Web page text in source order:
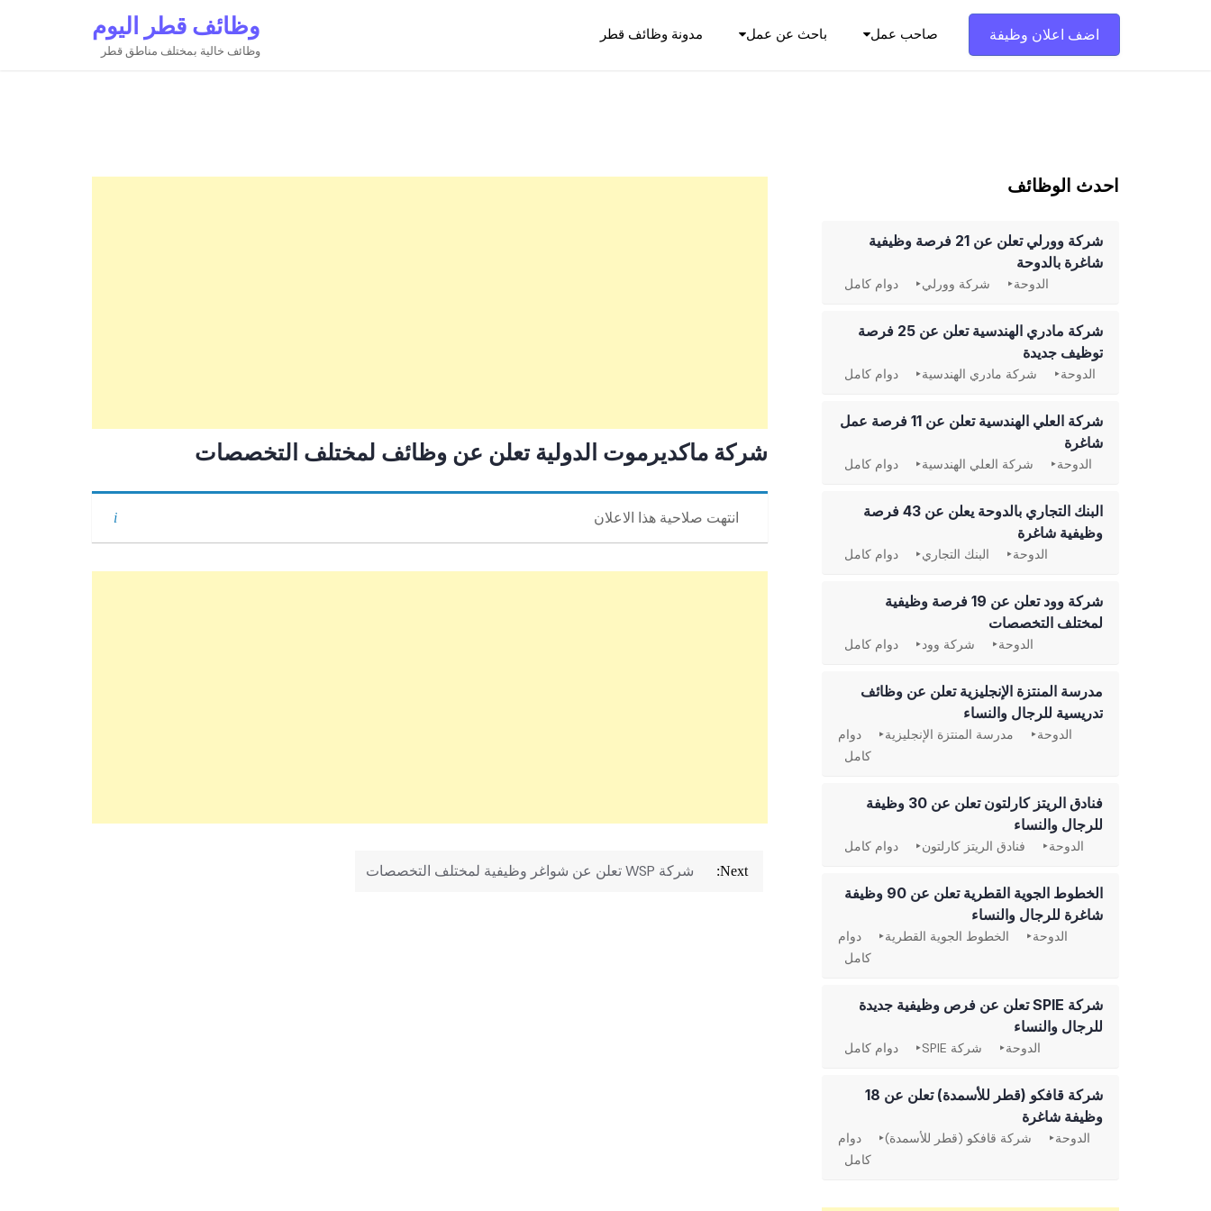
وظائف قطر اليوم
وظائف خالية بمختلف مناطق قطر
مدونة وظائف قطر باحث عن عمل صاحب عمل اضف اعلان وظيفة
شركة ماكديرموت الدولية تعلن عن وظائف لمختلف التخصصات
انتهت صلاحية هذا الاعلان
تصفّح
Next: ‏ شركة WSP تعلن عن شواغر وظيفية لمختلف التخصصات
احدث الوظائف
شركة وورلي تعلن عن 21 فرصة وظيفية
شاغرة بالدوحة
الدوحة شركة وورلي دوام كامل
شركة مادري الهندسية تعلن عن 25 فرصة
توظيف جديدة
الدوحة شركة مادري الهندسية دوام كامل
شركة العلي الهندسية تعلن عن 11 فرصة عمل
شاغرة
الدوحة شركة العلي الهندسية دوام كامل
‏البنك التجاري بالدوحة يعلن عن 43 فرصة
وظيفية شاغرة
الدوحة البنك التجاري دوام كامل
شركة وود تعلن عن 19 فرصة وظيفية
لمختلف التخصصات
الدوحة شركة وود دوام كامل
مدرسة المنتزة الإنجليزية تعلن عن وظائف
تدريسية للرجال والنساء
الدوحة مدرسة المنتزة الإنجليزية
دوام
كامل
فنادق الريتز كارلتون تعلن عن 30 وظيفة
للرجال والنساء
الدوحة فنادق الريتز كارلتون دوام كامل
الخطوط الجوية القطرية تعلن عن 90 وظيفة
شاغرة للرجال والنساء
الدوحة الخطوط الجوية القطرية
دوام
كامل
شركة SPIE تعلن عن فرص وظيفية جديدة
للرجال والنساء
الدوحة شركة SPIE دوام كامل
شركة قافكو (قطر للأسمدة) تعلن عن 18
وظيفة شاغرة
الدوحة شركة قافكو (قطر للأسمدة)
دوام
كامل